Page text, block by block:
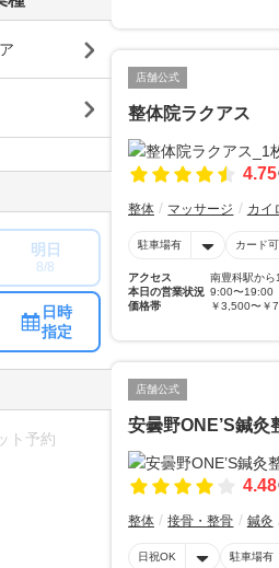
店舗公式
整体院ラクアス
4.75
整体 マッサージ カイ
駐車場有 カード可
アクセス
南豊科駅から
本日の営業状況 9:00〜19:00
価格帯
￥3,500〜￥
店舗公式
安曇野ONE’S鍼灸
4.48
整体 接骨・整骨 鍼灸
日祝OK 駐車場有
明日
8/8
日時
指定
ト予約